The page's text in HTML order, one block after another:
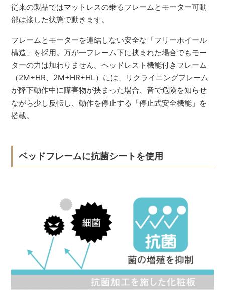
従来の製品ではマットレスの乗るフレームとモーター可動
部は接した状態で動きます。
フレームとモーターを連結しない安全な「フリーホイール
構造」を採用。万が一フレーム下に挟まれた場合でもモー
ターの力は加わりません。ヘッドレスト機能付きフレーム
（2M+HR、2M+HR+HL）には、リクライニングフレーム
が降下動作中に障害物が挟まった場合、音で危険を知らせ
ながら少し反転し、動作を停止する「停止式安全機能」を
搭載。
ベッドフレームに抗菌シートを使用